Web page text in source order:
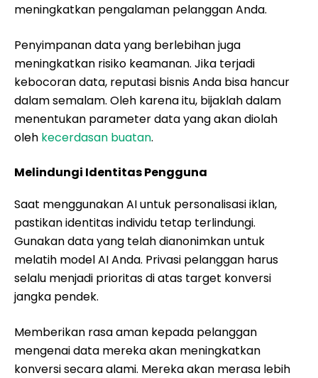
meningkatkan pengalaman pelanggan Anda.
Penyimpanan data yang berlebihan juga
meningkatkan risiko keamanan. Jika terjadi
kebocoran data, reputasi bisnis Anda bisa hancur
dalam semalam. Oleh karena itu, bijaklah dalam
menentukan parameter data yang akan diolah
oleh kecerdasan buatan.
Melindungi Identitas Pengguna
Saat menggunakan AI untuk personalisasi iklan,
pastikan identitas individu tetap terlindungi.
Gunakan data yang telah dianonimkan untuk
melatih model AI Anda. Privasi pelanggan harus
selalu menjadi prioritas di atas target konversi
jangka pendek.
Memberikan rasa aman kepada pelanggan
mengenai data mereka akan meningkatkan
konversi secara alami. Mereka akan merasa lebih